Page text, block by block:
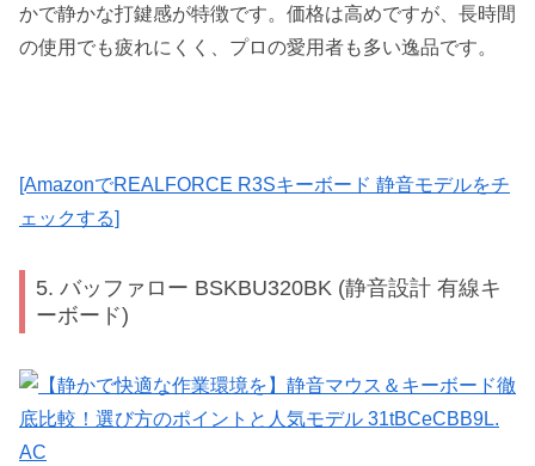
かで静かな打鍵感が特徴です。価格は高めですが、長時間
の使用でも疲れにくく、プロの愛用者も多い逸品です。
[AmazonでREALFORCE R3Sキーボード 静音モデルをチ
ェックする]
5. バッファロー BSKBU320BK (静音設計 有線キ
ーボード)